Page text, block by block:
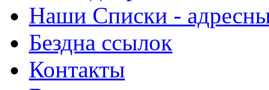
Наши Списки -
Бездна ссылок
Контакты